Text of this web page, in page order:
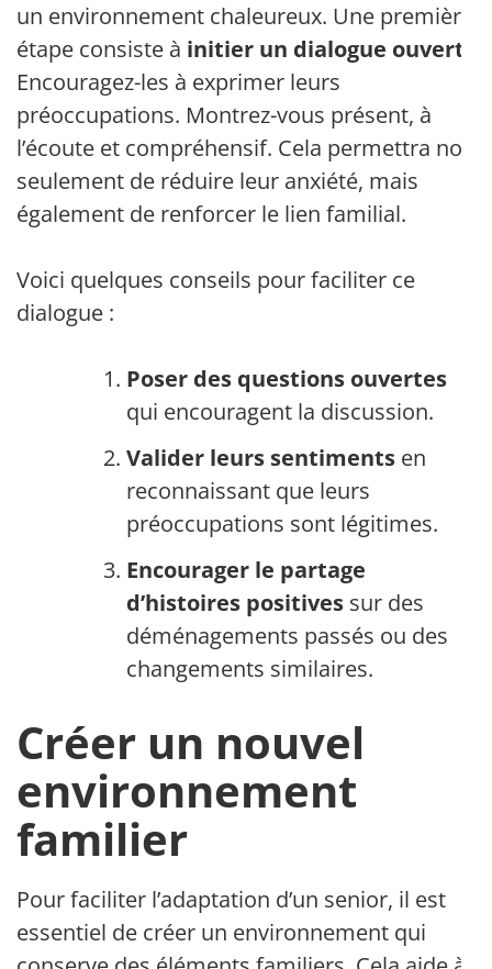
un environnement chaleureux. Une première
étape consiste à initier un dialogue ouvert
Encouragez-les à exprimer leurs
préoccupations. Montrez-vous présent, à
l’écoute et compréhensif. Cela permettra non
seulement de réduire leur anxiété, mais
également de renforcer le lien familial.
Voici quelques conseils pour faciliter ce
dialogue :
Poser des questions ouvertes
qui encouragent la discussion.
Valider leurs sentiments en
reconnaissant que leurs
préoccupations sont légitimes.
Encourager le partage
d’histoires positives sur des
déménagements passés ou des
changements similaires.
Créer un nouvel
environnement
familier
Pour faciliter l’adaptation d’un senior, il est
essentiel de créer un environnement qui